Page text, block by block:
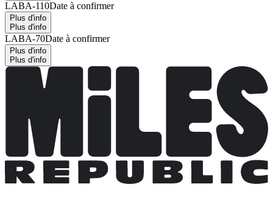
LABA-110Date à confirmer
Plus d'info
Plus d'info
LABA-70Date à confirmer
Plus d'info
Plus d'info